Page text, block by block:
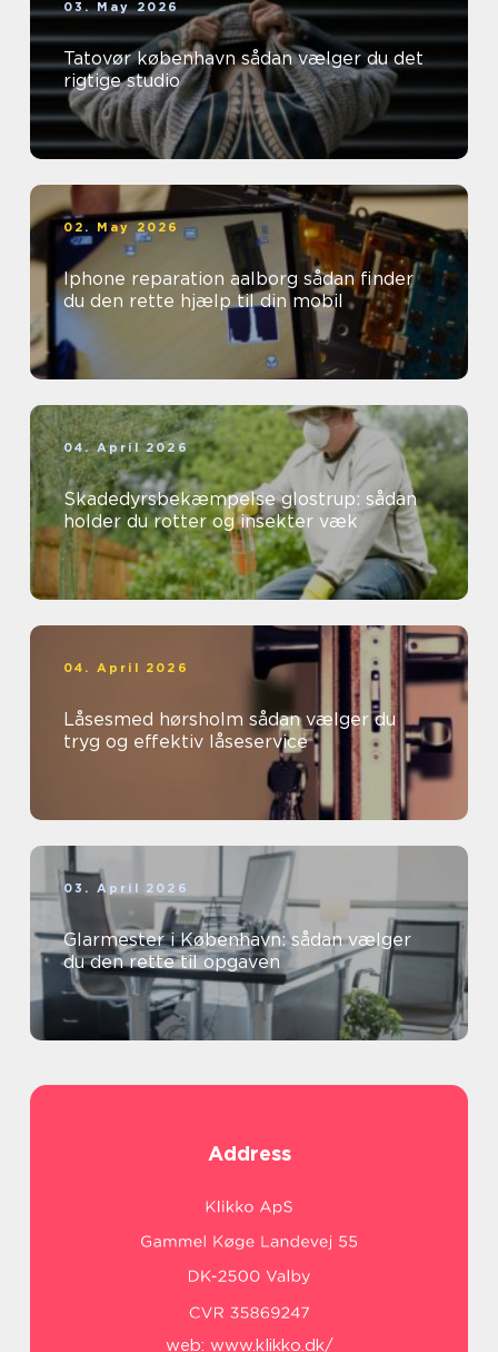
03. May 2026
Tatovør københavn sådan vælger du det
rigtige studio
02. May 2026
Iphone reparation aalborg sådan finder
du den rette hjælp til din mobil
04. April 2026
Skadedyrsbekæmpelse glostrup: sådan
holder du rotter og insekter væk
04. April 2026
Låsesmed hørsholm sådan vælger du
tryg og effektiv låseservice
03. April 2026
Glarmester i København: sådan vælger
du den rette til opgaven
Address
web: www.klikko.dk/